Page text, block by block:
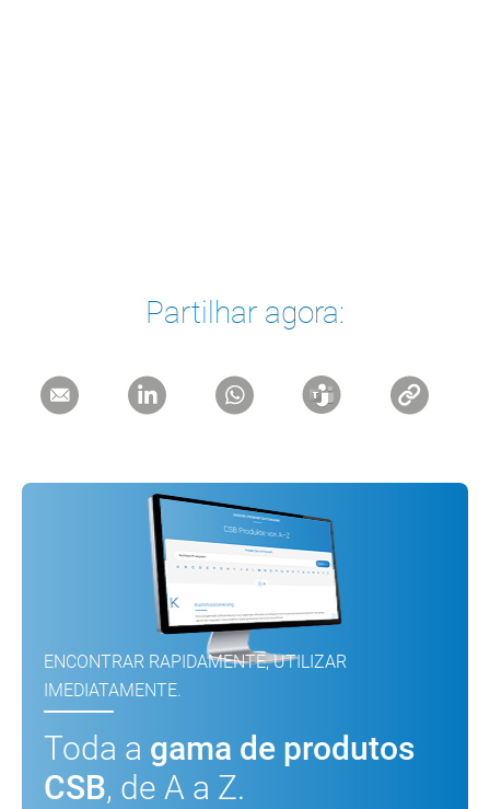
Partilhar agora:
ENCONTRAR RAPIDAMENTE, UTILIZAR
IMEDIATAMENTE.
Toda a gama de produtos
CSB, de A a Z.